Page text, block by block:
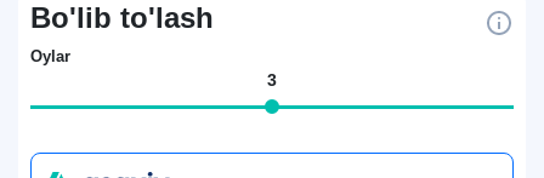
Bo'lib to'lash
Oylar
3